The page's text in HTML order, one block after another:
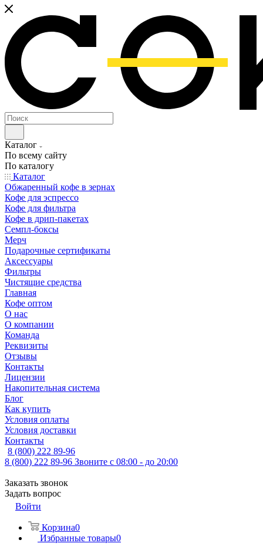
Каталог
По всему сайту
По каталогу
Каталог
Обжаренный кофе в зернах
Кофе для эспрессо
Кофе для фильтра
Кофе в дрип-пакетах
Семпл-боксы
Мерч
Подарочные сертификаты
Аксессуары
Фильтры
Чистящие средства
Главная
Кофе оптом
О нас
О компании
Команда
Реквизиты
Отзывы
Контакты
Лицензии
Накопительная система
Блог
Как купить
Условия оплаты
Условия доставки
Контакты
8 (800) 222 89-96
8 (800) 222 89-96 Звоните с 08:00 - до 20:00
Заказать звонок
Задать вопрос
Войти
Корзина0
Избранные товары0